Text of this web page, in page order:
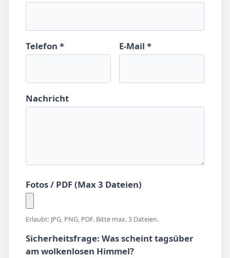
Telefon * E-Mail *
Nachricht
Fotos / PDF (Max 3 Dateien)
Erlaubt: JPG, PNG, PDF. Bitte max. 3 Dateien.
Sicherheitsfrage: Was scheint tagsüber
am wolkenlosen Himmel?